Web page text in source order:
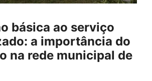
básica ao serviço
a importância do
na rede municipal de